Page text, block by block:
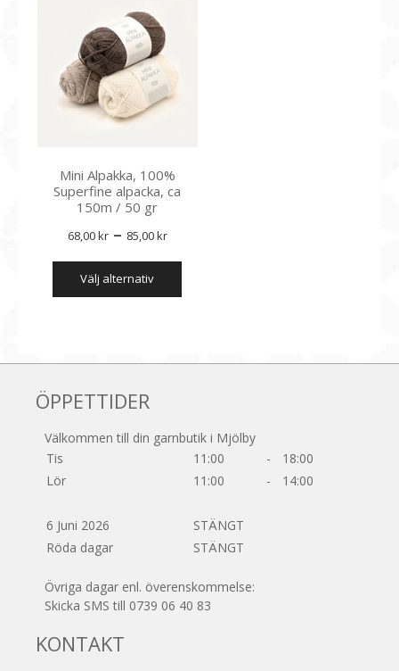
Mini Alpakka, 100%
Superfine alpacka, ca
150m / 50 gr
68,00kr – 85,00krPrisintervall:
68,00 kr
välj alternativ
Den
produkten
kan
väljas
produktsidan
ÖPPETTIDER
Välkommen till din garnbutik i Mjölby
Tis
11:00 -
18:00
Lör
11:00 - 14:00
6 Juni 2026
STÄNGT
Röda dagar
STÄNGT
Övriga dagar enl. överenskommelse:
Skicka SMS till 0739 06 40 83
KONTAKT